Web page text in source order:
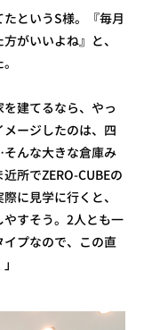
というS様。『毎月
がいいよね』と、
を建てるなら、やっ
ージしたのは、四
んな大きな倉庫み
所でZERO-CUBEの
に見学に行くと、
すそう。2人とも一
プなので、この直